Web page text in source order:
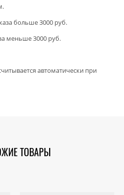
больше 3000 руб.
меньше 3000 руб.
автоматически при
ТОВАРЫ